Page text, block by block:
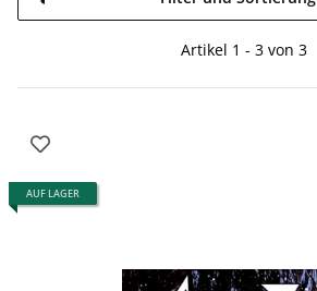
Artikel 1 - 3 von 3
AUF LAGER